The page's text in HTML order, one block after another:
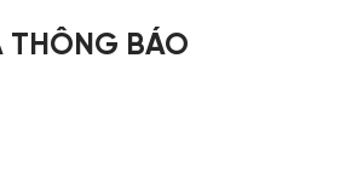
THÔNG BÁO